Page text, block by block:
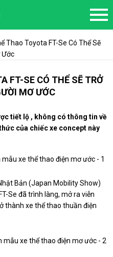
Thao Toyota FT-Se Có Thể Sẽ
Ước
FT-SE CÓ THỂ SẼ TRỞ
MƠ ƯỚC
tiết lộ , không có thông tin về
của chiếc xe concept này
Bản (Japan Mobility Show)
Se đã trình làng, mở ra viễn
thành xe thể thao thuần điện